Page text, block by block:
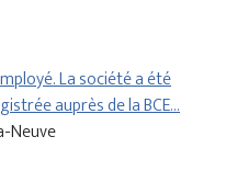
La société a été
auprès de la BCE…
Neuve